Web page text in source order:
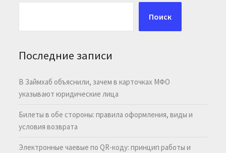
Поиск
Последние записи
В Займхаб объяснили, зачем в карточках МФО
указывают юридические лица
Билеты в обе стороны: правила оформления, виды и
условия возврата
Электронные чаевые по QR-коду: принцип работы и